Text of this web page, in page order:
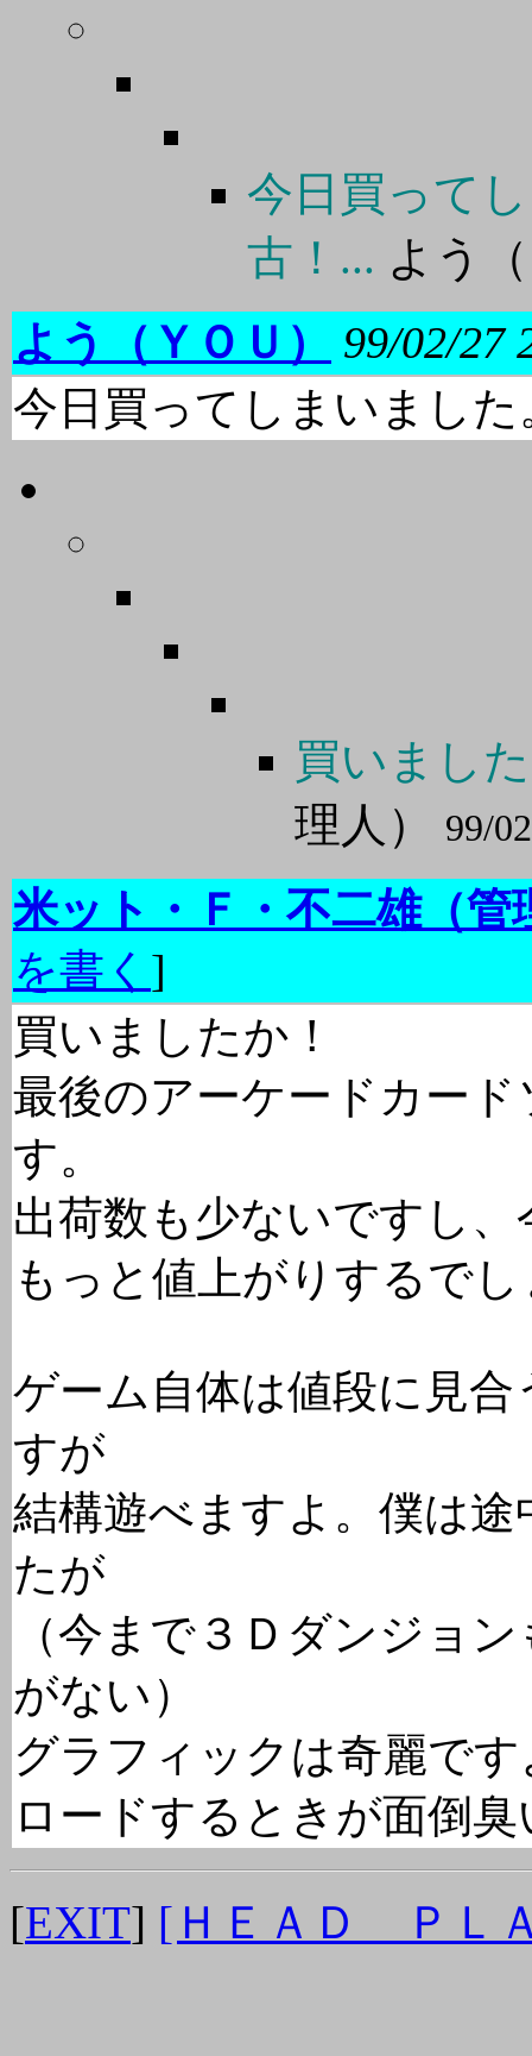
今日買って
古！... よう
よう（ＹＯＵ）
99/02/27
今日買ってしまいまし
買いまし
理人）
99/
米ット・Ｆ・不二雄（管
を書く ]
買いましたか！
最後のアーケードカー
す。
出荷数も少ないですし
もっと値上がりするで
ゲーム自体は値段に見
すが
結構遊べますよ。僕は
たが
（今まで３Ｄダンジョ
がない）
グラフィックは奇麗で
ロードするときが面倒
[EXIT] [ＨＥＡＤ ＰＬ